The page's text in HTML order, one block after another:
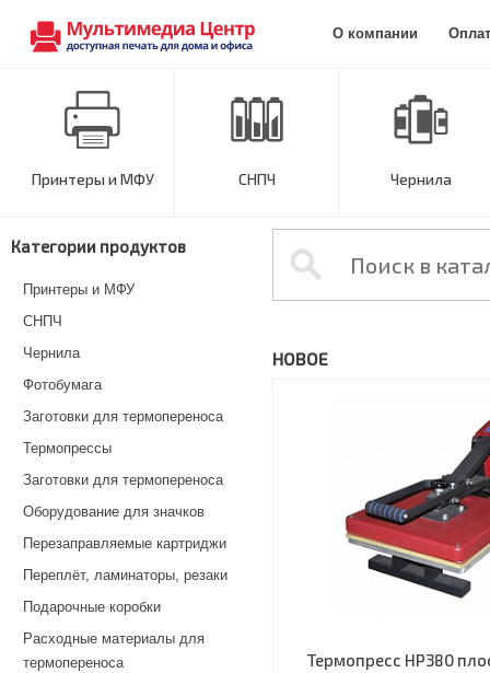
О компании
Принтеры и МФУ СНПЧ Чернила
Категории продуктов
Принтеры и МФУ
СНПЧ
Чернила
Фотобумага
Заготовки для термопереноса
Термопрессы
Заготовки для термопереноса
Оборудование для значков
Перезаправляемые картриджи
Переплёт, ламинаторы, резаки
Подарочные коробки
Расходные материалы для
термопереноса
НОВОЕ
Термопресс HP380